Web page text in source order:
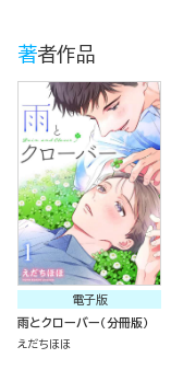
著者作品
電子版
雨とクローバー（分冊版）
えだちほほ